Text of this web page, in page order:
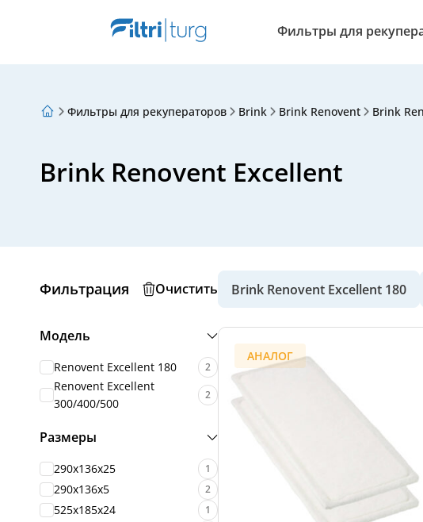
Фильтры для
Фильтры для рекуператоров Brink Brink Renovent Brink
Brink Renovent Excellent
Фильтрация Очистить
Модель
Renovent Excellent 180 2
Renovent Excellent
300/400/500
2
Размеры
290x136x25 1
290x136x5 2
525x185x24 1
Brink Renovent Excellent 180
АНАЛОГ